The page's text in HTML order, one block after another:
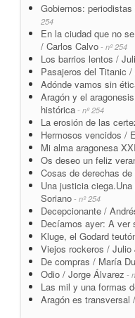
Gobiernos:
254
En la ciudad que no
/ Carlos Calvo - nº 254
Los barrios lentos /
Pasajeros del Titanic
Adónde vamos sin
Aragón y el
histórica - nº 254
La erosión de las
Hermosos vencidos /
Mi alma aragonesa
Os deseo un feliz
Cosas de derechas
Una justicia
Soriano - nº 254
Decepcionante /
Decíamos ayer: A
Kluge, el Godard
Viejos rockeros / Julio
De compras / María
Odio / Jorge Álvarez -
Las mil y una formas
Aragón es transversal